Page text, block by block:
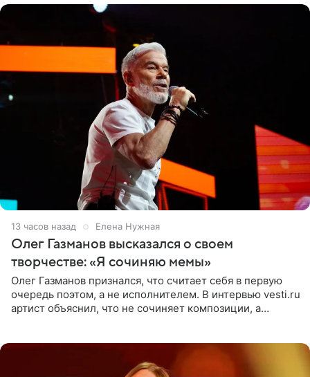
13 часов назад Елена Нужная
Олег Газманов высказался о своем
творчестве: «Я сочиняю мемы»
Олег Газманов признался, что считает себя в первую
очередь поэтом, а не исполнителем. В интервью vesti.ru
артист объяснил, что не сочиняет композиции, а